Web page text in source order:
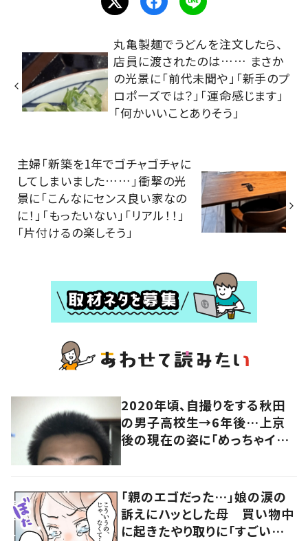
丸亀製麺でうどんを注文したら、
店員に渡されたのは…… まさか
の光景に「前代未聞や」「新手のプ
ロポーズでは？」「運命感じます」
「何かいいことありそう」
主婦「新築を1年でゴチャゴチャに
してしまいました……」衝撃の光
景に「こんなにセンス良い家なの
に！」「もったいない」「リアル！！」
「片付けるの楽しそう」
2020年頃、自撮りをする秋田
の男子高校生→6年後…上京
後の現在の姿に「めっちゃイケ
「親のエゴだった…」娘の涙の
訴えにハッとした母 買い物中
に起きたやり取りに「すごい分